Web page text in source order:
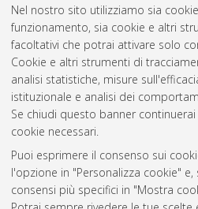
Nel nostro sito utilizziamo sia
funzionamento, sia cookie e altri
facoltativi che potrai attivare solo
Cookie e altri strumenti di
analisi statistiche, misure
istituzionale e analisi dei
Se chiudi questo banner
cookie necessari.
Puoi esprimere il consenso sui
l'opzione in "Personalizza cookie"
consensi più specifici in "Mostra
Abstract
Altri
Gestione del
Atom
Rss 1.0